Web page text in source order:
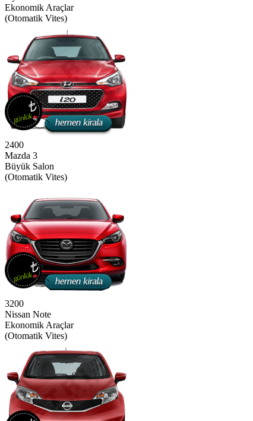
Ekonomik Araçlar
(Otomatik Vites)
2400
Mazda 3
Büyük Salon
(Otomatik Vites)
3200
Nissan Note
Ekonomik Araçlar
(Otomatik Vites)